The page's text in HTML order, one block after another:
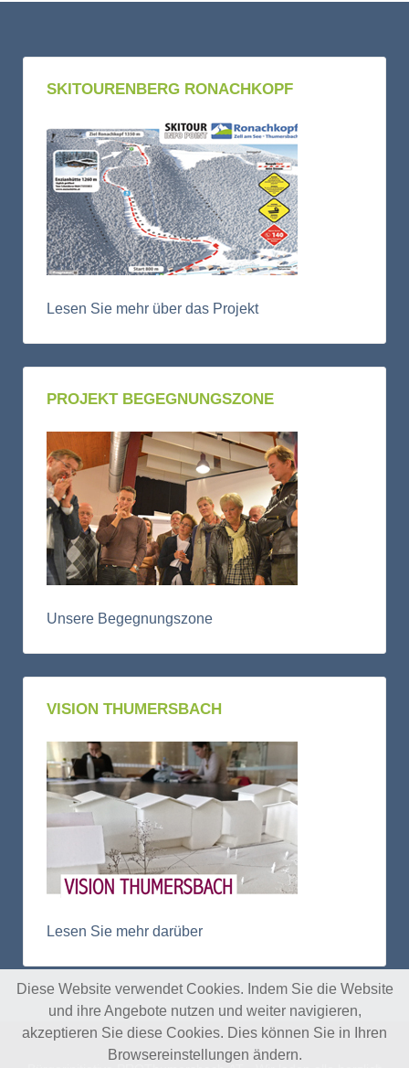
SKITOURENBERG RONACHKOPF
Lesen Sie mehr über das Projekt
PROJEKT BEGEGNUNGSZONE
Unsere Begegnungszone
VISION THUMERSBACH
Lesen Sie mehr darüber
Diese Website verwendet Cookies. Indem Sie die Website
und ihre Angebote nutzen und weiter navigieren,
akzeptieren Sie diese Cookies. Dies können Sie in Ihren
Browsereinstellungen ändern.